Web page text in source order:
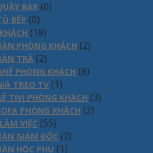
BAR (0)
BẾP (0)
(18)
PHÒNG KHÁCH (2)
TRÀ (2)
PHÒNG KHÁCH (8)
TREO TV (1)
TIVI PHÒNG KHÁCH (3)
PHÒNG KHÁCH (2)
VIỆC (55)
GIÁM ĐỐC (2)
HỘC PHỤ (1)